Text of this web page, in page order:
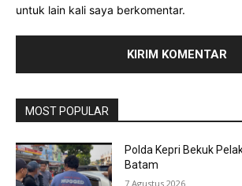
untuk lain kali saya berkomentar.
MOST POPULAR
Polda Kepri Bekuk
Batam
7 Agustus 2026